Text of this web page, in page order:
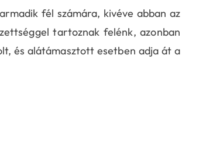
fél számára, kivéve abban az
tartoznak felénk, azonban
és alátámasztott esetben adja át a